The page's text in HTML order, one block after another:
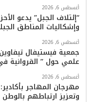
أغسطس 6, 2026
“إئتلاف الجبل” يدعو
وإشكاليات المناطق
أغسطس 6, 2026
جمعية فيستيفال
علمي حول ” القروانية
أغسطس 6, 2026
مهرجان المهاجر
وتعزيز ارتباطهم بالوطن